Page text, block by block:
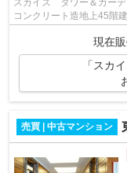
スカイズ タワー＆ガーデン 平成26年8月完成 ペット可 総戸数1110
コンクリート造地上45階
現在
「スカ
売買 | 中古マンション